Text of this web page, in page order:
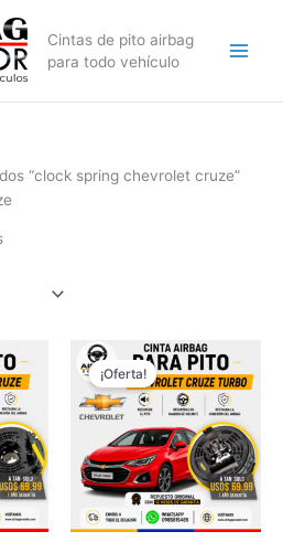
Cintas de pito airbag
para todo vehículo
“clock spring chevrolet cruze”
¡Oferta!
precio
original
era:
$99,99.
El
precio
actual
es:
$69,99.